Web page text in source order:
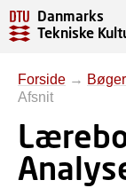
Danmarks
Tekniske
Forside → Bøger
Afsnit